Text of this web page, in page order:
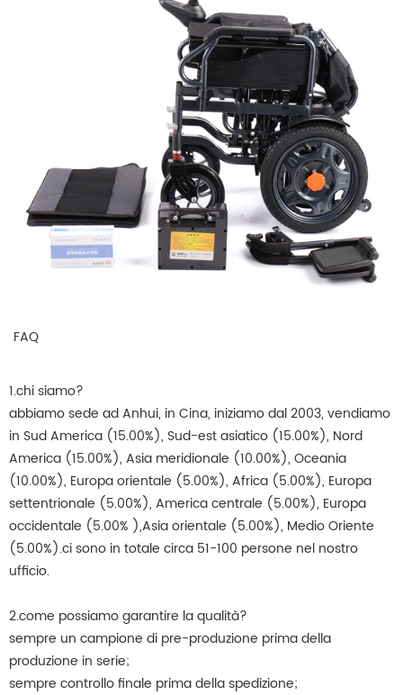
FAQ
1.chi siamo?
abbiamo sede ad Anhui, in Cina, iniziamo dal 2003, vendiamo
in Sud America (15.00%), Sud-est asiatico (15.00%), Nord
America (15.00%), Asia meridionale (10.00%), Oceania
(10.00%), Europa orientale (5.00%), Africa (5.00%), Europa
settentrionale (5.00%), America centrale (5.00%), Europa
occidentale (5.00% ),Asia orientale (5.00%), Medio Oriente
(5.00%).ci sono in totale circa 51-100 persone nel nostro
ufficio.
2.come possiamo garantire la qualità?
sempre un campione di pre-produzione prima della
produzione in serie;
sempre controllo finale prima della spedizione;